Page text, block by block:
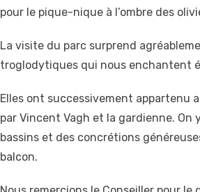
pour le pique-nique à l’ombre des
La visite du parc surprend
troglodytiques qui nous enchantent
Elles ont successivement appartenu
par Vincent Vagh et la gardienne.
bassins et des concrétions